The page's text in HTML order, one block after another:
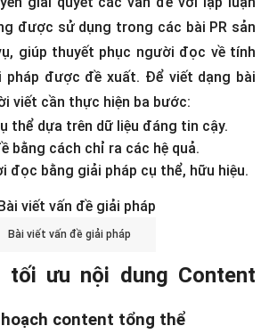
được sử dụng trong các bài PR sản
giúp thuyết phục người đọc về tính
pháp được đề xuất. Để viết dạng bài
viết cần thực hiện ba bước:
thể dựa trên dữ liệu đáng tin cậy.
bằng cách chỉ ra các hệ quả.
đọc bằng giải pháp cụ thể, hữu hiệu.
Bài viết vấn đề giải pháp
tối ưu nội dung Content
hoạch content tổng thể